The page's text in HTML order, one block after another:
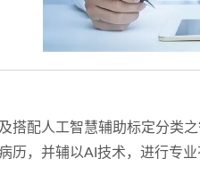
搭配人工智慧辅助标定分类
历，并辅以AI技术，进行专